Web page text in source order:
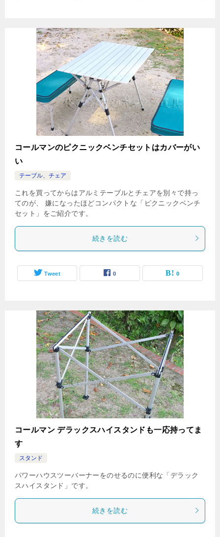
コールマンのピクニックベンチセットはカバーがい
い
テーブル、チェア
これを買ってからはアルミテーブルとチェアを別々で持っ
てのが、 嫌になったほどコンパクトな「ピクニックベンチ
セット」をご紹介です。
続きを読む
Tweet 0 0
コールマン デラックスハイスタンドも一応持ってま
す
スタンド
パワーハウスツーバーナーをのせるのに便利な「デラック
スハイスタンド」です。
続きを読む